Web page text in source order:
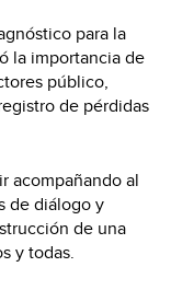
para la
la importancia de
público,
de pérdidas
acompañando al
de diálogo y
de una
y todas.